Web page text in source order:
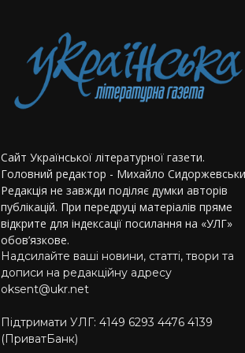
Сайт Української літературної газети.
Головний редактор - Михайло
Редакція не завжди поділяє думки авторів
публікацій. При передруці матеріалів пряме
відкрите для індексації посилання на «УЛГ»
обов’язкове.
Надсилайте ваші новини, статті, твори та
дописи на редакційну адресу
oksent@ukr.net
Підтримати УЛГ: 4149 6293 4476 4139
(ПриватБанк)